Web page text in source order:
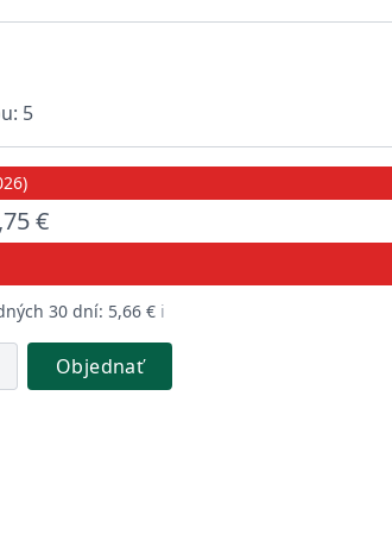
5
€
30 dní: 5,66 € ℹ️
Objednať